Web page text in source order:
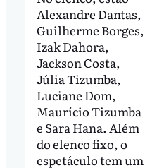
Alexandre Dantas,
Guilherme Borges,
Izak Dahora,
Jackson Costa,
Júlia Tizumba,
Luciane Dom,
Maurício Tizumba
e Sara Hana. Além
do elenco fixo, o
espetáculo tem um